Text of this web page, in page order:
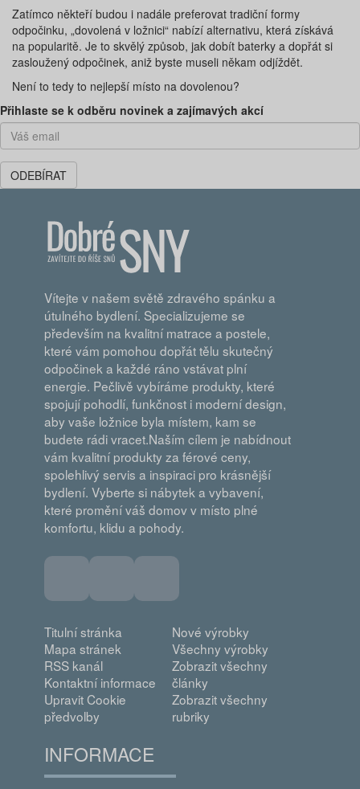
Zatímco někteří budou i nadále preferovat tradiční formy
odpočinku, „dovolená v ložnici“ nabízí alternativu, která získává
na popularitě. Je to skvělý způsob, jak dobít baterky a dopřát si
zasloužený odpočinek, aniž byste museli někam odjíždět.
Není to tedy to nejlepší místo na dovolenou?
Předchozí
Přihlaste se k odběru novinek a zajímavých akcí
ODEBÍRAT
Vítejte v našem světě zdravého spánku a
útulného bydlení. Specializujeme se
především na kvalitní matrace a postele,
které vám pomohou dopřát tělu skutečný
odpočinek a každé ráno vstávat plní
energie. Pečlivě vybíráme produkty, které
spojují pohodlí, funkčnost i moderní design,
aby vaše ložnice byla místem, kam se
budete rádi vracet.Naším cílem je nabídnout
vám kvalitní produkty za férové ceny,
spolehlivý servis a inspiraci pro krásnější
bydlení. Vyberte si nábytek a vybavení,
které promění váš domov v místo plné
komfortu, klidu a pohody.
Titulní stránka
Mapa stránek
RSS kanál
Kontaktní informace
Upravit Cookie
předvolby
Nové výrobky
Všechny výrobky
Zobrazit všechny
články
Zobrazit všechny
rubriky
INFORMACE